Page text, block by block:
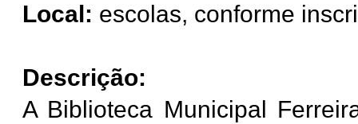
Local: escolas, conforme
Descrição:
A Biblioteca Municipal